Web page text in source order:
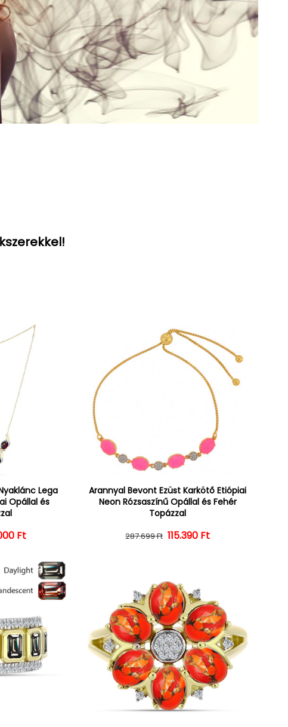
Lega
Opállal és
ár ár
Ft
Arannyal Bevont Ezüst Karkötő Etiópiai
Neon Rózsaszínű Opállal és Fehér
Topázzal
Normál ár
287.699 Ft Kedvezményes ár
115.390 Ft